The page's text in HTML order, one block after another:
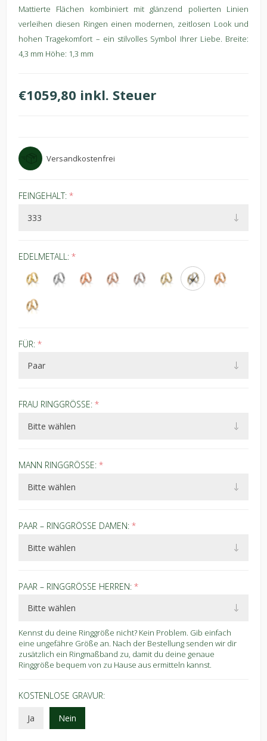
Mattierte Flächen kombiniert mit glänzend polierten Linien
verleihen diesen Ringen einen modernen, zeitlosen Look und
hohen Tragekomfort – ein stilvolles Symbol Ihrer Liebe. Breite:
4,3 mm Höhe: 1,3 mm
€1059,80 inkl. Steuer
Versandkostenfrei
FEINGEHALT: *
EDELMETALL: *
FÜR: *
FRAU RINGGRÖSSE: *
MANN RINGGRÖSSE: *
PAAR – RINGGRÖSSE DAMEN: *
PAAR – RINGGRÖSSE HERREN: *
Kennst du deine Ringgröße nicht? Kein Problem. Gib einfach
eine ungefähre Größe an. Nach der Bestellung senden wir dir
zusätzlich ein Ringmaßband zu, damit du deine genaue
Ringgröße bequem von zu Hause aus ermitteln kannst.
KOSTENLOSE GRAVUR:
Ja
Nein